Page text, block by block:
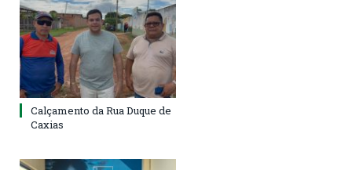
Calçamento da Rua Duque de
Caxias